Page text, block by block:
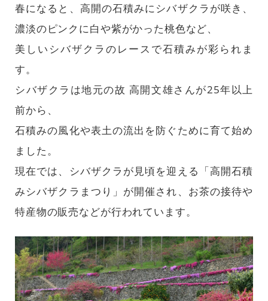
春になると、高開の石積みにシバザクラが咲き、
濃淡のピンクに白や紫がかった桃色など、
美しいシバザクラのレースで石積みが彩られま
す。
シバザクラは地元の故 高開文雄さんが25年以上
前から、
石積みの風化や表土の流出を防ぐために育て始め
ました。
現在では、シバザクラが見頃を迎える「高開石積
みシバザクラまつり」が開催され、お茶の接待や
特産物の販売などが行われています。